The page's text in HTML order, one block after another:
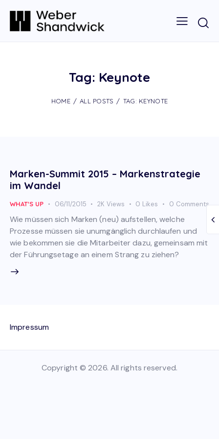
Tag: Keynote
HOME ALL POSTS TAG: KEYNOTE
Marken-Summit 2015 – Markenstrategie
im Wandel
WHAT'S UP 06/11/2015 2K Views 0 Likes 0 Comments
Wie müssen sich Marken (neu) aufstellen, welche
Prozesse müssen sie unumgänglich durchlaufen und
wie bekommen sie die Mitarbeiter dazu, gemeinsam mit
der Führungsetage an einem Strang zu ziehen?
Impressum
Copyright © 2026. All rights reserved.